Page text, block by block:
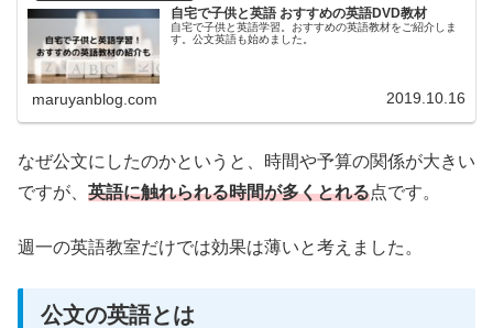
自宅で子供と英語 おすすめの英語DVD教材
自宅で子供と英語学習。おすすめの英語教材をご紹介しま
す。公文英語も始めました。
maruyanblog.com 2019.10.16
なぜ公文にしたのかというと、時間や予算の関係が大きい
ですが、 英語に触れられる時間が多くとれる点です。
週一の英語教室だけでは効果は薄いと考えました。
公文の英語とは